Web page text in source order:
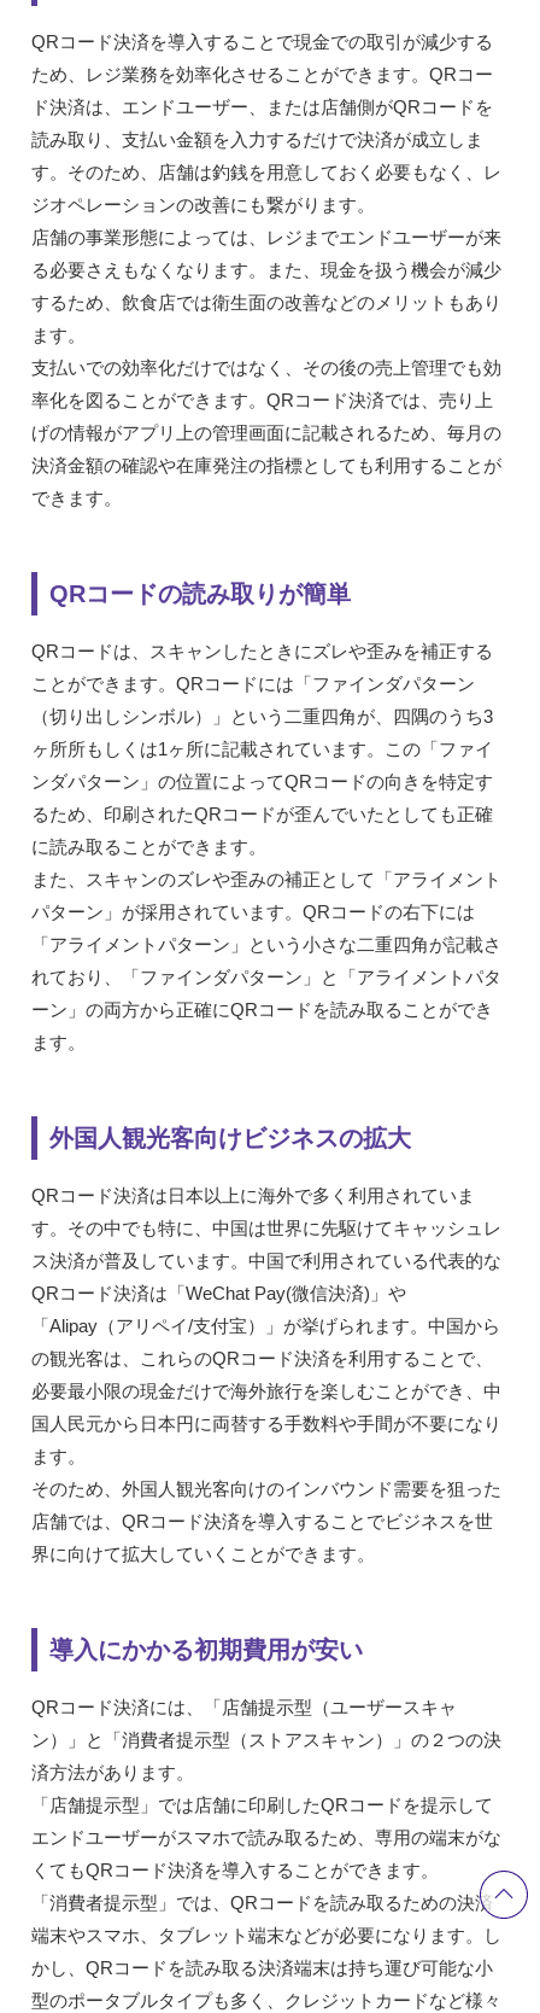
QRコード決済を導入することで現金での取引が減少する
ため、レジ業務を効率化させることができます。QRコー
ド決済は、エンドユーザー、または店舗側がQRコードを
読み取り、支払い金額を入力するだけで決済が成立しま
す。そのため、店舗は釣銭を用意しておく必要もなく、レ
ジオペレーションの改善にも繋がります。
店舗の事業形態によっては、レジまでエンドユーザーが来
る必要さえもなくなります。また、現金を扱う機会が減少
するため、飲食店では衛生面の改善などのメリットもあり
ます。
支払いでの効率化だけではなく、その後の売上管理でも効
率化を図ることができます。QRコード決済では、売り上
げの情報がアプリ上の管理画面に記載されるため、毎月の
決済金額の確認や在庫発注の指標としても利用することが
できます。
QRコードの読み取りが簡単
QRコードは、スキャンしたときにズレや歪みを補正する
ことができます。QRコードには「ファインダパターン
（切り出しシンボル）」という二重四角が、四隅のうち3
ヶ所所もしくは1ヶ所に記載されています。この「ファイ
ンダパターン」の位置によってQRコードの向きを特定す
るため、印刷されたQRコードが歪んでいたとしても正確
に読み取ることができます。
また、スキャンのズレや歪みの補正として「アライメント
パターン」が採用されています。QRコードの右下には
「アライメントパターン」という小さな二重四角が記載さ
れており、「ファインダパターン」と「アライメントパタ
ーン」の両方から正確にQRコードを読み取ることができ
ます。
外国人観光客向けビジネスの拡大
QRコード決済は日本以上に海外で多く利用されていま
す。その中でも特に、中国は世界に先駆けてキャッシュレ
ス決済が普及しています。中国で利用されている代表的な
QRコード決済は「WeChat Pay(微信決済)」や
「Alipay（アリペイ/支付宝）」が挙げられます。中国から
の観光客は、これらのQRコード決済を利用することで、
必要最小限の現金だけで海外旅行を楽しむことができ、中
国人民元から日本円に両替する手数料や手間が不要になり
ます。
そのため、外国人観光客向けのインバウンド需要を狙った
店舗では、QRコード決済を導入することでビジネスを世
界に向けて拡大していくことができます。
導入にかかる初期費用が安い
QRコード決済には、「店舗提示型（ユーザースキャ
ン）」と「消費者提示型（ストアスキャン）」の２つの決
済方法があります。
「店舗提示型」では店舗に印刷したQRコードを提示して
エンドユーザーがスマホで読み取るため、専用の端末がな
くてもQRコード決済を導入することができます。
「消費者提示型」では、QRコードを読み取るための決済
端末やスマホ、タブレット端末などが必要になります。し
かし、QRコードを読み取る決済端末は持ち運び可能な小
型のポータブルタイプも多く、クレジットカードなど様々